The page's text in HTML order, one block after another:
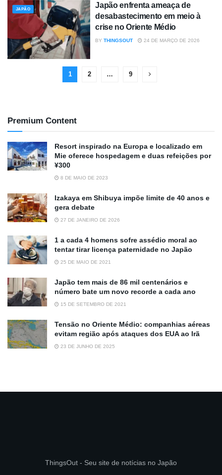
JAPÃO
Japão enfrenta ameaça de
desabastecimento em meio à
crise no Oriente Médio
BY THINGSOUT 24 DE MARÇO DE 2026
1 2 … 9
Premium Content
Resort inspirado na Europa e localizado em
Mie oferece hospedagem e duas refeições por
¥300
8 DE MAIO DE 2023
Izakaya em Shibuya impõe limite de 40 anos e
gera debate
27 DE JANEIRO DE 2026
1 a cada 4 homens sofre assédio moral ao
tentar tirar licença paternidade no Japão
25 DE MAIO DE 2021
Japão tem mais de 86 mil centenários e
número bate um novo recorde a cada ano
15 DE SETEMBRO DE 2021
Tensão no Oriente Médio: companhias aéreas
evitam região após ataques dos EUA ao Irã
23 DE JUNHO DE 2025
ThingsOut - Seu site de notícias no Japão